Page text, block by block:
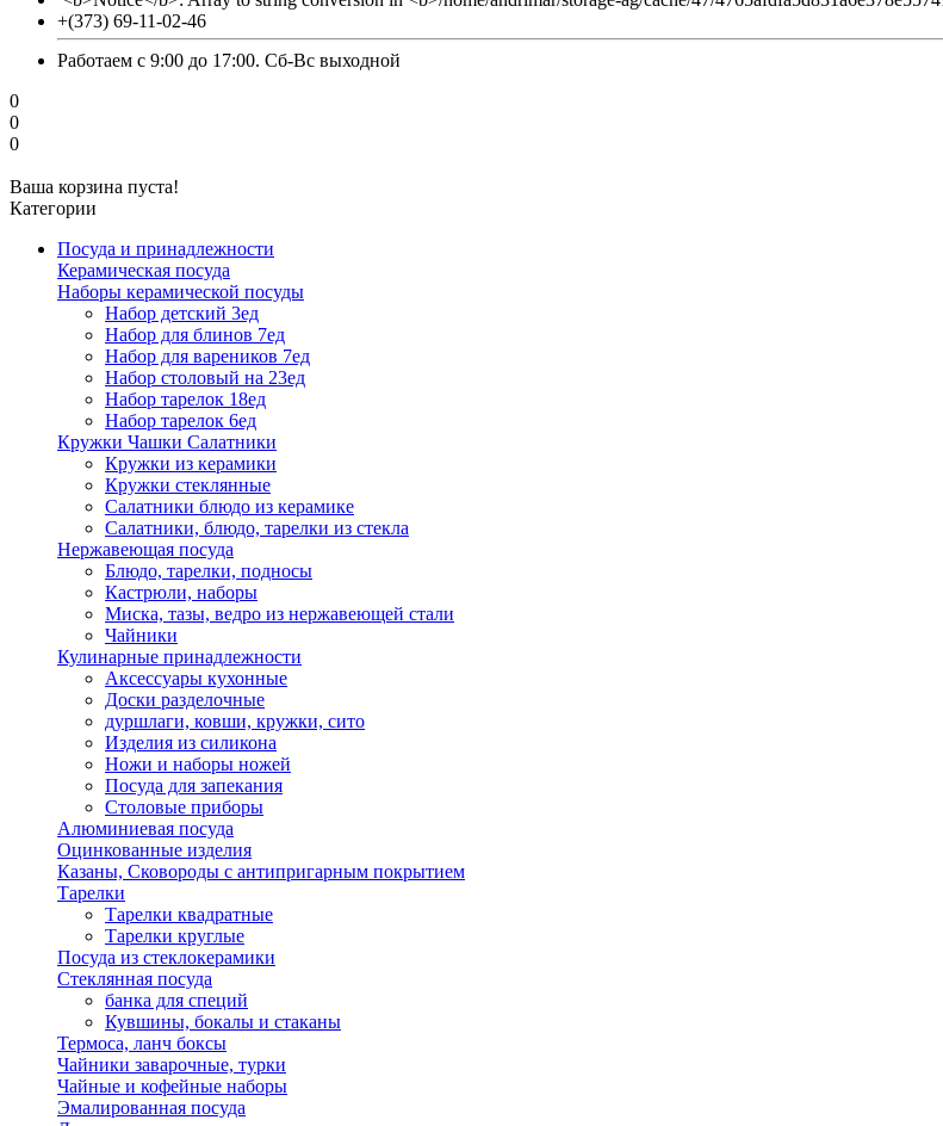
+(373) 69-11-02-46
Работаем с 9:00 до 17:00. Сб-Вс выходной
0
0
0
Ваша корзина пуста!
Категории
Посуда и принадлежности
Керамическая посуда
Наборы керамической посуды
Набор детский 3ед
Набор для блинов 7ед
Набор для вареников 7ед
Набор столовый на 23ед
Набор тарелок 18ед
Набор тарелок 6ед
Кружки Чашки Салатники
Кружки из керамики
Кружки стеклянные
Салатники блюдо из керамике
Салатники, блюдо, тарелки из стекла
Нержавеющая посуда
Блюдо, тарелки, подносы
Кастрюли, наборы
Миска, тазы, ведро из нержавеющей стали
Чайники
Кулинарные принадлежности
Аксессуары кухонные
Доски разделочные
дуршлаги, ковши, кружки, сито
Изделия из силикона
Ножи и наборы ножей
Посуда для запекания
Столовые приборы
Алюминиевая посуда
Оцинкованные изделия
Казаны, Сковороды с антипригарным покрытием
Тарелки
Тарелки квадратные
Тарелки круглые
Посуда из стеклокерамики
Стеклянная посуда
банка для специй
Кувшины, бокалы и стаканы
Термоса, ланч боксы
Чайники заварочные, турки
Чайные и кофейные наборы
Эмалированная посуда